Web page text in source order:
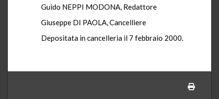
Guido NEPPI MODONA, Redattore
Giuseppe DI PAOLA, Cancelliere
Depositata in cancelleria il 7 febbraio 2000.